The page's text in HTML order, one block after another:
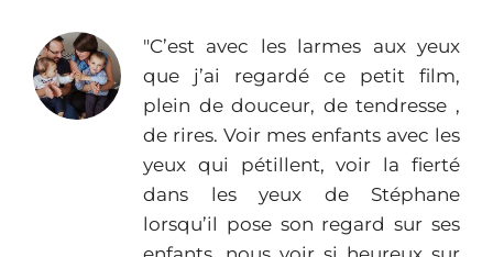
"C’est avec les larmes aux yeux
que j’ai regardé ce petit film,
plein de douceur, de tendresse ,
de rires. Voir mes enfants avec les
yeux qui pétillent, voir la fierté
dans les yeux de Stéphane
lorsqu’il pose son regard sur ses